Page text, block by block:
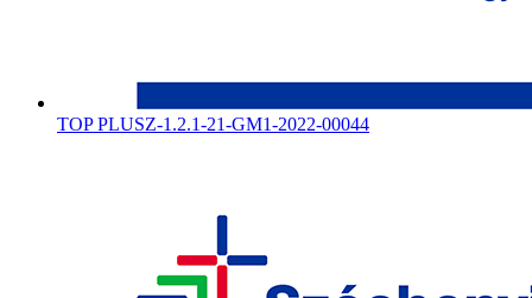
TOP PLUSZ-1.2.1-21-GM1-2022-00044